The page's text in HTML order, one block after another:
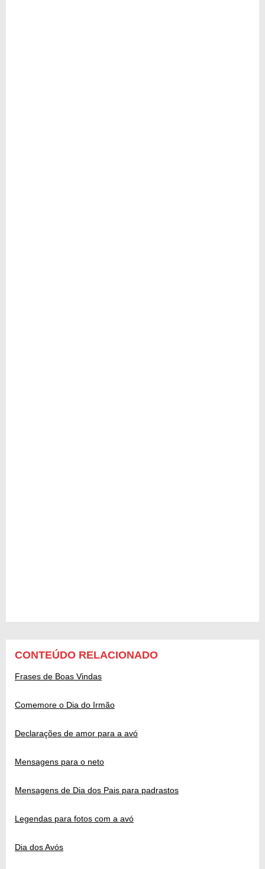
CONTEÚDO RELACIONADO
Frases de Boas Vindas
Comemore o Dia do Irmão
Declarações de amor para a avó
Mensagens para o neto
Mensagens de Dia dos Pais para padrastos
Legendas para fotos com a avó
Dia dos Avós